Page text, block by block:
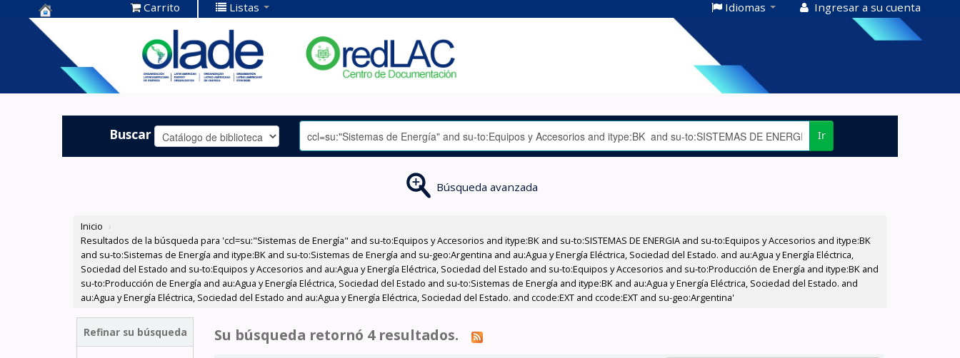
Centro de
Documentación
OLADE -
Carrito Listas Idiomas Ingresar a su cuenta
Buscar Ir
Búsqueda avanzada
Inicio ›
Resultados de la búsqueda para 'ccl=su:"Sistemas de Energía" and su-to:Equipos y Accesorios and itype:BK and su-to:SISTEMAS DE ENERGIA and su-to:Equipos y Accesorios and itype:BK
and su-to:Sistemas de Energía and itype:BK and su-to:Sistemas de Energía and su-geo:Argentina and au:Agua y Energía Eléctrica, Sociedad del Estado. and au:Agua y Energía Eléctrica,
Sociedad del Estado and su-to:Equipos y Accesorios and au:Agua y Energía Eléctrica, Sociedad del Estado and su-to:Equipos y Accesorios and su-to:Producción de Energía and itype:BK and
su-to:Producción de Energía and au:Agua y Energía Eléctrica, Sociedad del Estado and su-to:Sistemas de Energía and itype:BK and au:Agua y Energía Eléctrica, Sociedad del Estado. and
au:Agua y Energía Eléctrica, Sociedad del Estado and au:Agua y Energía Eléctrica, Sociedad del Estado. and ccode:EXT and ccode:EXT and su-geo:Argentina'
Refinar su búsqueda Su búsqueda retornó 4 resultados.